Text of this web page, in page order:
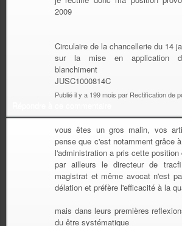
2009
Circulaire de la chancellerie du 14
sur la mise en application
blanchiment
JUSC1000814C
Publié il y a 199 mois par Rectification de
vous êtes un gros malin, vos
pense que c'est notamment grâce
l'administration a pris cette position
par ailleurs le directeur de
magistrat et même avocat n'est
délation et préfère l'efficacité à la
mais dans leurs premières
du être systématique